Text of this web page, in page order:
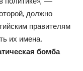
должно
правителям
их имена.
бомба